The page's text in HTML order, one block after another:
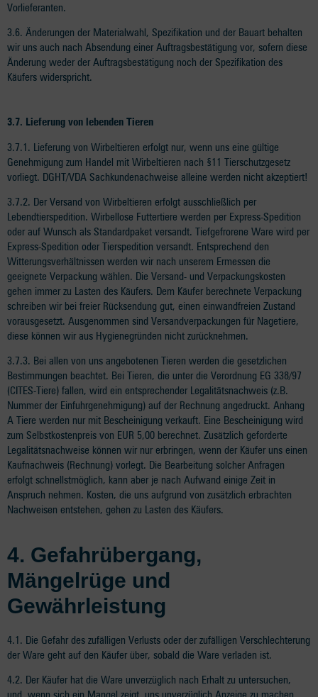
Vorlieferanten.
3.6. Änderungen der Materialwahl, Spezifikation und der Bauart behalten
wir uns auch nach Absendung einer Auftragsbestätigung vor, sofern diese
Änderung weder der Auftragsbestätigung noch der Spezifikation des
Käufers widerspricht.
3.7. Lieferung von lebenden Tieren
3.7.1. Lieferung von Wirbeltieren erfolgt nur, wenn uns eine gültige
Genehmigung zum Handel mit Wirbeltieren nach §11 Tierschutzgesetz
vorliegt. DGHT/VDA Sachkundenachweise alleine werden nicht akzeptiert!
3.7.2. Der Versand von Wirbeltieren erfolgt ausschließlich per
Lebendtierspedition. Wirbellose Futtertiere werden per Express-Spedition
oder auf Wunsch als Standardpaket versandt. Tiefgefrorene Ware wird per
Express-Spedition oder Tierspedition versandt. Entsprechend den
Witterungsverhältnissen werden wir nach unserem Ermessen die
geeignete Verpackung wählen. Die Versand- und Verpackungskosten
gehen immer zu Lasten des Käufers. Dem Käufer berechnete Verpackung
schreiben wir bei freier Rücksendung gut, einen einwandfreien Zustand
vorausgesetzt. Ausgenommen sind Versandverpackungen für Nagetiere,
diese können wir aus Hygienegründen nicht zurücknehmen.
3.7.3. Bei allen von uns angebotenen Tieren werden die gesetzlichen
Bestimmungen beachtet. Bei Tieren, die unter die Verordnung EG 338/97
(CITES-Tiere) fallen, wird ein entsprechender Legalitätsnachweis (z.B.
Nummer der Einfuhrgenehmigung) auf der Rechnung angedruckt. Anhang
A Tiere werden nur mit Bescheinigung verkauft. Eine Bescheinigung wird
zum Selbstkostenpreis von EUR 5,00 berechnet. Zusätzlich geforderte
Legalitätsnachweise können wir nur erbringen, wenn der Käufer uns einen
Kaufnachweis (Rechnung) vorlegt. Die Bearbeitung solcher Anfragen
erfolgt schnellstmöglich, kann aber je nach Aufwand einige Zeit in
Anspruch nehmen. Kosten, die uns aufgrund von zusätzlich erbrachten
Nachweisen entstehen, gehen zu Lasten des Käufers.
4. Gefahrübergang,
Mängelrüge und
Gewährleistung
4.1. Die Gefahr des zufälligen Verlusts oder der zufälligen Verschlechterung
der Ware geht auf den Käufer über, sobald die Ware verladen ist.
4.2. Der Käufer hat die Ware unverzüglich nach Erhalt zu untersuchen,